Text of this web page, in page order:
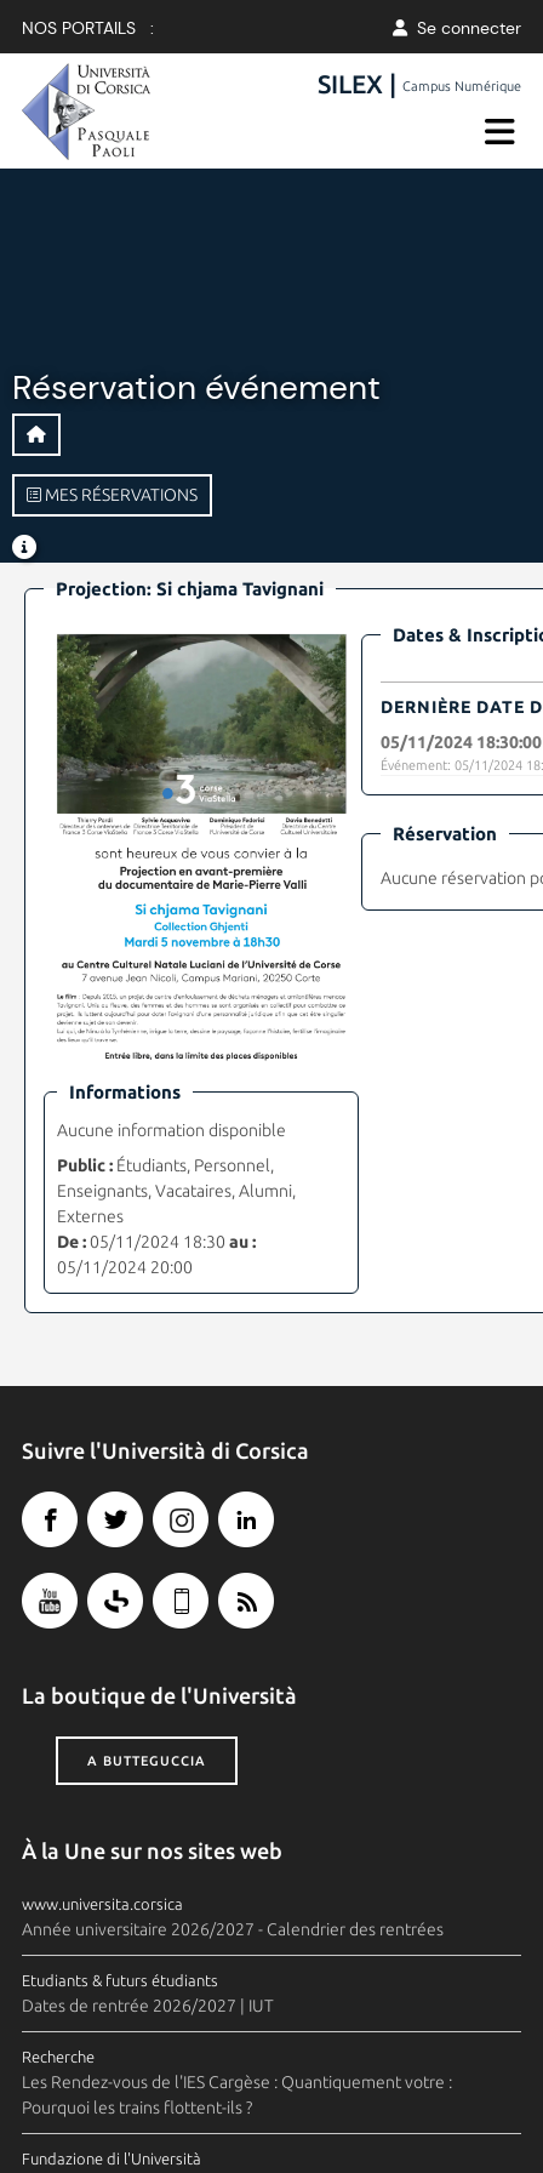
NOS PORTAILS : Se connecter
SILEX |Campus Numérique
Réservation événement
MES RÉSERVATIONS
Projection: Si chjama Tavignani
Informations
Aucune information disponible
Public :Étudiants, Personnel,
Enseignants, Vacataires, Alumni,
Externes
De :05/11/2024 18:30 au :
05/11/2024 20:00
Dates &
DERNIÈRE DATE
05/11/2024 18:30:00
Événement: 05/11/2024
Réservation
Aucune réservation
Suivre l'Università di Corsica
La boutique de l'Università
A BUTTEGUCCIA
À la Une sur nos sites web
www.universita.corsica
Année universitaire 2026/2027 - Calendrier des rentrées
Etudiants & futurs étudiants
Dates de rentrée 2026/2027 | IUT
Recherche
Les Rendez-vous de l'IES Cargèse : Quantiquement votre :
Pourquoi les trains flottent-ils ?
Fundazione di l'Università